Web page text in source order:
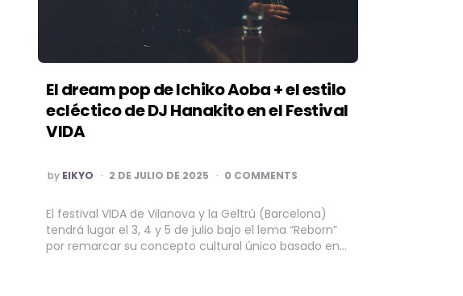
El dream pop de Ichiko Aoba + el estilo
ecléctico de DJ Hanakito en el Festival
VIDA
POSTED
BY
by EIKYO 2 DE JULIO DE 2025 0 COMMENTS
El festival VIDA de Vilanova y la Geltrú (Barcelona)
tendrá lugar el 3, 4 y 5 de julio bajo el lema “Reborn”
por remarcar su concepto cultural único basado en…